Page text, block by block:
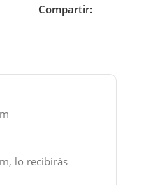
Compartir:
lo recibirás